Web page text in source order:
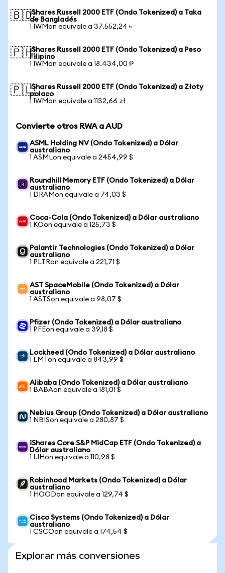
🇧🇩iShares Russell 2000 ETF (Ondo Tokenized) a Taka
de Bangladés
1 IWMon equivale a 37.552,24 ৳
🇵🇭iShares Russell 2000 ETF (Ondo Tokenized) a Peso
Filipino
1 IWMon equivale a 18.434,00 ₱
🇵🇱iShares Russell 2000 ETF (Ondo Tokenized) a Złoty
polaco
1 IWMon equivale a 1132,66 zł
Convierte otros RWA a AUD
ASML Holding NV (Ondo Tokenized) a Dólar
australiano
1 ASMLon equivale a 2454,99 $
Roundhill Memory ETF (Ondo Tokenized) a Dólar
australiano
1 DRAMon equivale a 74,03 $
Coca-Cola (Ondo Tokenized) a Dólar australiano
1 KOon equivale a 125,73 $
Palantir Technologies (Ondo Tokenized) a Dólar
australiano
1 PLTRon equivale a 221,71 $
AST SpaceMobile (Ondo Tokenized) a Dólar
australiano
1 ASTSon equivale a 98,07 $
Pfizer (Ondo Tokenized) a Dólar australiano
1 PFEon equivale a 39,18 $
Lockheed (Ondo Tokenized) a Dólar australiano
1 LMTon equivale a 843,99 $
Alibaba (Ondo Tokenized) a Dólar australiano
1 BABAon equivale a 181,01 $
Nebius Group (Ondo Tokenized) a Dólar australiano
1 NBISon equivale a 280,87 $
iShares Core S&P MidCap ETF (Ondo Tokenized) a
Dólar australiano
1 IJHon equivale a 110,98 $
Robinhood Markets (Ondo Tokenized) a Dólar
australiano
1 HOODon equivale a 129,74 $
Cisco Systems (Ondo Tokenized) a Dólar
australiano
1 CSCOon equivale a 174,54 $
Explorar más conversiones